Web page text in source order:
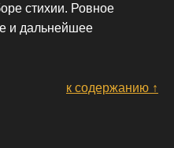
стихии. Ровное
и дальнейшее
к содержанию ↑